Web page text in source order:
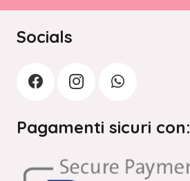
Socials
Pagamenti sicuri con: